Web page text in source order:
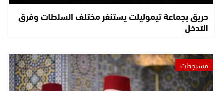
حريق بجماعة تيموليلت يستنفر مختلف السلطات وفرق
التدخل
مستجدات